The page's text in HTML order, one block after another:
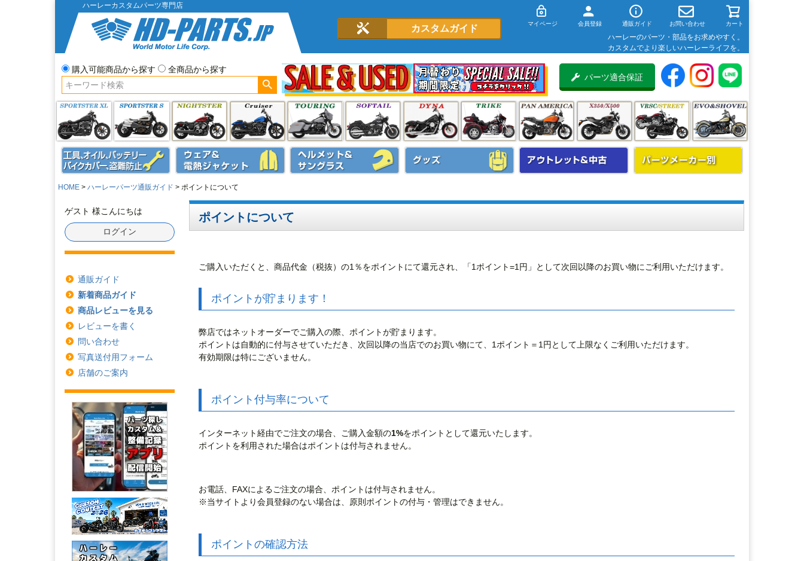
ハーレーカスタムパーツ専門店
カスタムガイド マイページ 会員登録 通販ガイド お問い合わせ カート
ハーレーのパーツ・部品をお求めやすく。
カスタムでより楽しいハーレーライフを。
購入可能商品から探す
全商品から探す
パーツ適合保証
HOME ハーレーパーツ通販ガイド ポイントについて
ゲスト 様こんにちは
ログイン
通販ガイド
新着商品ガイド
商品レビューを見る
レビューを書く
問い合わせ
写真送付用フォーム
店舗のご案内
ポイントについて
ご購入いただくと、商品代金（税抜）の1％をポイントにて還元され、「1ポイント=1円」として次回以降のお買い物にご利用いただけます。
ポイントが貯まります！
弊店ではネットオーダーでご購入の際、ポイントが貯まります。
ポイントは自動的に付与させていただき、次回以降の当店でのお買い物にて、1ポイント＝1円として上限なくご利用いただけます。
有効期限は特にございません。
ポイント付与率について
インターネット経由でご注文の場合、ご購入金額の1%をポイントとして還元いたします。
ポイントを利用された場合はポイントは付与されません。
お電話、FAXによるご注文の場合、ポイントは付与されません。
※当サイトより会員登録のない場合は、原則ポイントの付与・管理はできません。
ポイントの確認方法